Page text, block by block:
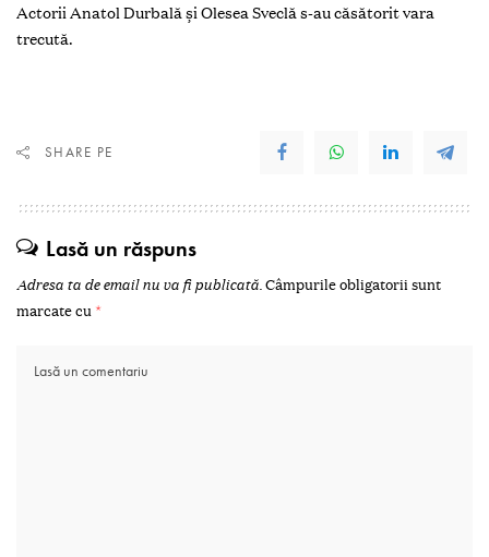
Actorii Anatol Durbală și Olesea Sveclă s-au căsătorit vara
trecută.
SHARE PE
Lasă un răspuns
Adresa ta de email nu va fi publicată.Câmpurile obligatorii sunt
marcate cu *